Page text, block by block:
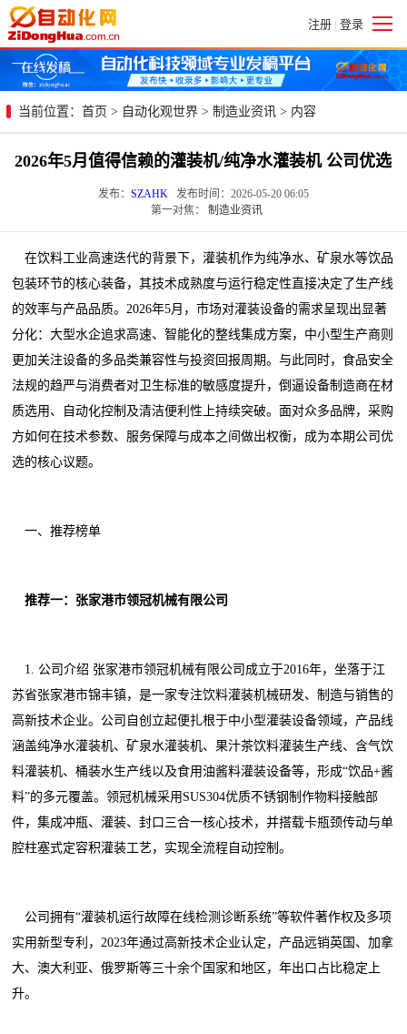
注册 | 登录
当前位置： 首页 > 自动化观世界 > 制造业资讯 > 内容
2026年5月值得信赖的灌装机/纯净水灌装机 公司优选
发布： SZAHK 发布时间：2026-05-20 06:05
第一对焦： 制造业资讯
在饮料工业高速迭代的背景下，灌装机作为纯净水、矿泉水等饮品
包装环节的核心装备，其技术成熟度与运行稳定性直接决定了生产线
的效率与产品品质。2026年5月，市场对灌装设备的需求呈现出显著
分化：大型水企追求高速、智能化的整线集成方案，中小型生产商则
更加关注设备的多品类兼容性与投资回报周期。与此同时，食品安全
法规的趋严与消费者对卫生标准的敏感度提升，倒逼设备制造商在材
质选用、自动化控制及清洁便利性上持续突破。面对众多品牌，采购
方如何在技术参数、服务保障与成本之间做出权衡，成为本期公司优
选的核心议题。
一、推荐榜单
推荐一：张家港市领冠机械有限公司
1. 公司介绍 张家港市领冠机械有限公司成立于2016年，坐落于江
苏省张家港市锦丰镇，是一家专注饮料灌装机械研发、制造与销售的
高新技术企业。公司自创立起便扎根于中小型灌装设备领域，产品线
涵盖纯净水灌装机、矿泉水灌装机、果汁茶饮料灌装生产线、含气饮
料灌装机、桶装水生产线以及食用油酱料灌装设备等，形成“饮品+酱
料”的多元覆盖。领冠机械采用SUS304优质不锈钢制作物料接触部
件，集成冲瓶、灌装、封口三合一核心技术，并搭载卡瓶颈传动与单
腔柱塞式定容积灌装工艺，实现全流程自动控制。
公司拥有“灌装机运行故障在线检测诊断系统”等软件著作权及多项
实用新型专利，2023年通过高新技术企业认定，产品远销英国、加拿
大、澳大利亚、俄罗斯等三十余个国家和地区，年出口占比稳定上
升。